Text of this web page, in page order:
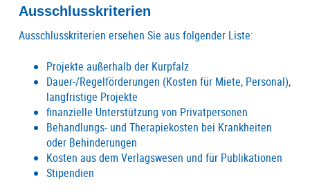
Ausschlusskriterien
Ausschlusskriterien ersehen Sie aus folgender Liste:
Projekte außerhalb der Kurpfalz
Dauer-/Regelförderungen (Kosten für Miete, Personal),
langfristige Projekte
finanzielle Unterstützung von Privatpersonen
Behandlungs- und Therapiekosten bei Krankheiten
oder Behinderungen
Kosten aus dem Verlagswesen und für Publikationen
Stipendien